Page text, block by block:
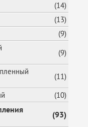
(14)
(13)
(9)
(9)
(11)
(10)
(93)